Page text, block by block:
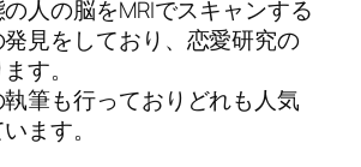
人の脳をMRIでスキャンする
見をしており、恋愛研究の
す。
筆も行っておりどれも人気
ます。